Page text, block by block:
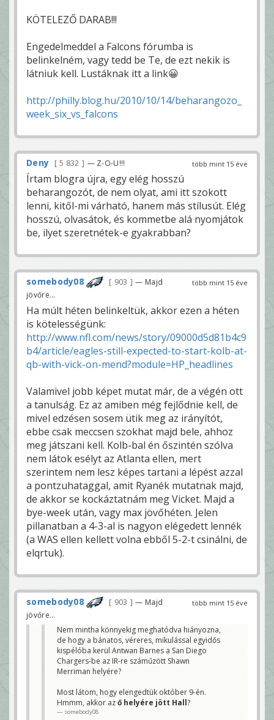
KÖTELEZŐ DARAB!!!
Engedelmeddel a Falcons fórumba is
belinkelném, vagy tedd be Te, de ezt nekik is
látniuk kell. Lustáknak itt a link😀
http://philly.blog.hu/2010/10/14/beharangozo_
week_six_vs_falcons
több mint 15 éve
Deny 5 832 — Z-O-U!!!
Írtam blogra újra, egy elég hosszú
beharangozót, de nem olyat, ami itt szokott
lenni, kitől-mi várható, hanem más stílusút. Elég
hosszú, olvasátok, és kommetbe alá nyomjátok
be, ilyet szeretnétek-e gyakrabban?
több mint 15 éve
somebody08 903
— Majd
jövőre...
Ha múlt héten belinkeltük, akkor ezen a héten
is kötelességünk:
http://www.nfl.com/news/story/09000d5d81b4c9
b4/article/eagles-still-expected-to-start-kolb-at-
qb-with-vick-on-mend?module=HP_headlines
Valamivel jobb képet mutat már, de a végén ott
a tanulság. Ez az amiben még fejlődnie kell, de
mivel edzésen sosem ütik meg az irányítót,
ebbe csak meccsen szokhat majd bele, ahhoz
meg játszani kell. Kolb-bal én őszintén szólva
nem látok esélyt az Atlanta ellen, mert
szerintem nem lesz képes tartani a lépést azzal
a pontzuhataggal, amit Ryanék mutatnak majd,
de akkor se kockáztatnám meg Vicket. Majd a
bye-week után, vagy max jövőhéten. Jelen
pillanatban a 4-3-al is nagyon elégedett lennék
(a WAS ellen kellett volna ebből 5-2-t csinálni, de
elqrtuk).
több mint 15 éve
somebody08 903
— Majd
jövőre...
Nem mintha könnyekig meghatódva hiányozna,
de hogy a bánatos, véreres, mikulással egyidős
kispélóba kerül Antwan Barnes a San Diego
Chargers-be az IR-re száműzött Shawn
Merriman helyére?
Most látom, hogy elengedtük október 9-én.
Hmmm, akkor aző helyére jött Hall?
somebody08